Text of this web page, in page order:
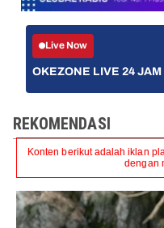
Live Now
OKEZONE LIVE 24 JAM